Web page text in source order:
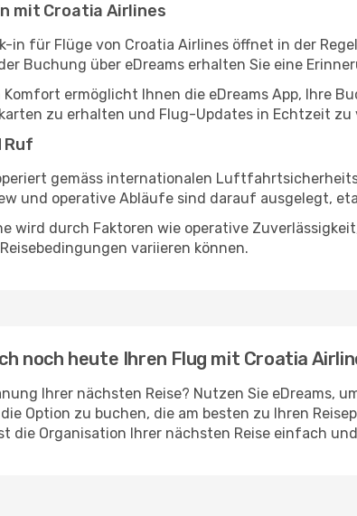
mit Croatia Airlines
in für Flüge von Croatia Airlines öffnet in der
Buchung über eDreams erhalten Sie eine
ermöglicht Ihnen die eDreams App, Ihre
zu erhalten und Flug-Updates in Echtzeit zu
Ruf
gemäss internationalen
und operative Abläufe sind darauf ausgelegt,
wird durch Faktoren wie operative
variieren können.
noch heute Ihren Flug mit Croatia
Ihrer nächsten Reise? Nutzen Sie eDreams,
Option zu buchen, die am besten zu Ihren
die Organisation Ihrer nächsten Reise einfach